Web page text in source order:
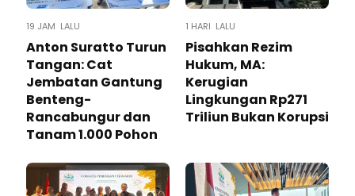
19 JAM LALU
Anton Suratto Turun
Tangan: Cat
Jembatan Gantung
Benteng-
Rancabungur dan
Tanam 1.000 Pohon
1 HARI LALU
Pisahkan Rezim
Hukum, MA:
Kerugian
Lingkungan Rp271
Triliun Bukan Korupsi